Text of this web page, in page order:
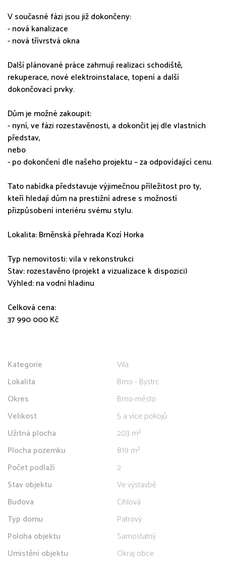
V současné fázi jsou již dokončeny:
- nová kanalizace
- nová třívrstvá okna
Další plánované práce zahrnují realizaci schodiště,
rekuperace, nové elektroinstalace, topení a další
dokončovací prvky.
Dům je možné zakoupit:
- nyní, ve fázi rozestavěnosti, a dokončit jej dle vlastních
představ,
nebo
- po dokončení dle našeho projektu – za odpovídající cenu.
Tato nabídka představuje výjimečnou příležitost pro ty,
kteří hledají dům na prestižní adrese s možností
přizpůsobení interiéru svému stylu.
Lokalita: Brněnská přehrada Kozí Horka
Typ nemovitosti: vila v rekonstrukci
Stav: rozestavěno (projekt a vizualizace k dispozici)
Výhled: na vodní hladinu
Celková cena:
3​7​ ​99​0​ ​0​0​0​ ​K​č​
Kategorie
Vila
Lokalita
Brno - Bystrc
Okres
Brno-město
Velikost
5 a více pokojů
Užitná plocha
203 m²
Plocha pozemku
819 m²
Počet podlaží
2
Stav objektu
Ve výstavbě
Budova
Cihlová
Typ domu
Patrový
Poloha objektu
Samostatný
Umístění objektu
Okraj obce